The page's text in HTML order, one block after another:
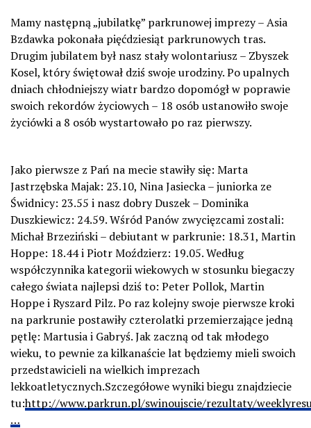
Mamy następną „jubilatkę” parkrunowej imprezy – Asia
Bzdawka pokonała pięćdziesiąt parkrunowych tras.
Drugim jubilatem był nasz stały wolontariusz – Zbyszek
Kosel, który świętował dziś swoje urodziny. Po upalnych
dniach chłodniejszy wiatr bardzo dopomógł w poprawie
swoich rekordów życiowych – 18 osób ustanowiło swoje
życiówki a 8 osób wystartowało po raz pierwszy.
Jako pierwsze z Pań na mecie stawiły się: Marta
Jastrzębska Majak: 23.10, Nina Jasiecka – juniorka ze
Świdnicy: 23.55 i nasz dobry Duszek – Dominika
Duszkiewicz: 24.59. Wśród Panów zwycięzcami zostali:
Michał Brzeziński – debiutant w parkrunie: 18.31, Martin
Hoppe: 18.44 i Piotr Moździerz: 19.05. Według
współczynnika kategorii wiekowych w stosunku biegaczy
całego świata najlepsi dziś to: Peter Pollok, Martin
Hoppe i Ryszard Pilz. Po raz kolejny swoje pierwsze kroki
na parkrunie postawiły czterolatki przemierzające jedną
pętlę: Martusia i Gabryś. Jak zaczną od tak młodego
wieku, to pewnie za kilkanaście lat będziemy mieli swoich
przedstawicieli na wielkich imprezach
lekkoatletycznych.Szczegółowe wyniki biegu znajdziecie
tu:http://www.parkrun.pl/swinoujscie/rezultaty/
…